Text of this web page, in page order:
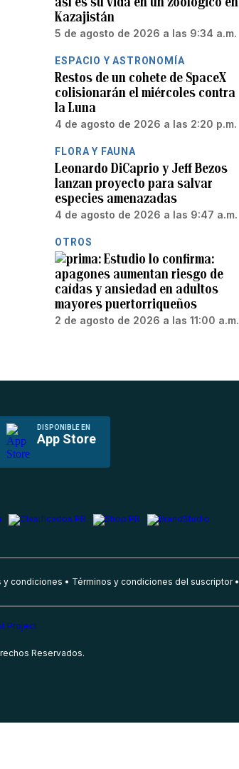
Kazajistán
5 de agosto de 2026 a las 9:34 a.m.
ESPACIO Y ASTRONOMÍA
Restos de un cohete de SpaceX
colisionarán el miércoles contra
la Luna
4 de agosto de 2026 a las 2:20 p.m.
FLORA Y FAUNA
Leonardo DiCaprio y Jeff Bezos
lanzan proyecto para salvar
especies amenazadas
4 de agosto de 2026 a las 9:47 a.m.
OTROS
Estudio lo confirma:
apagones aumentan riesgo de
caídas y ansiedad en adultos
mayores puertorriqueños
2 de agosto de 2026 a las 11:00 a.m.
DISPONIBLE EN
App Store
y condiciones Términos y condiciones del suscriptor
Reservados.